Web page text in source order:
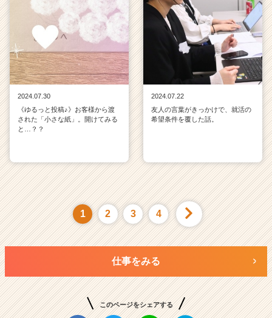
2024.07.30
《ゆるっと投稿♪》お客様から渡
された「小さな紙」。開けてみる
と…？？
2024.07.22
友人の言葉がきっかけで、就活の
希望条件を覆した話。
1 2 3 4
仕事をみる
このページをシェアする